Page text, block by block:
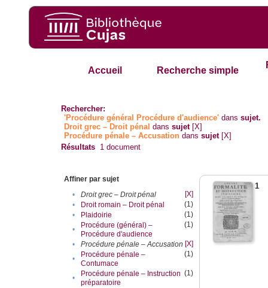
Accueil Recherche simple
Rechercher:
'Procédure général Procédure d'audience' danssujet.
Droit grec – Droit pénal danssujet [X]
Procédure pénale – Accusation danssujet [X]
Résultats 1 document
Affiner par sujet
•
Droit grec – Droit pénal
[X]
•
Droit romain – Droit pénal
(1)
•
Plaidoirie
(1)
•
Procédure (général) –
Procédure d'audience
(1)
• Procédure pénale – Accusation [X]
•
Procédure pénale –
Contumace
(1)
•
Procédure pénale – Instruction
préparatoire
(1)
1